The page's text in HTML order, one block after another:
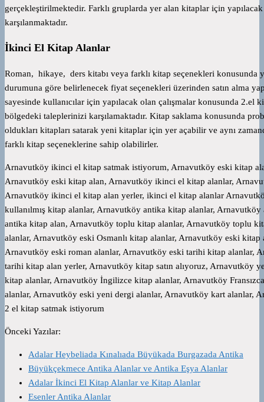
gerçekleştirilmektedir. Farklı gruplarda yer alan kitaplar için
karşılanmaktadır.
İkinci El Kitap Alanlar
Roman, hikaye, ders kitabı veya farklı kitap seçenekleri konusunda
durumuna göre belirlenecek fiyat seçenekleri üzerinden satın alma
sayesinde kullanıcılar için yapılacak olan çalışmalar konusunda
bölgedeki taleplerinizi karşılamaktadır. Kitap saklama konusunda
oldukları kitapları satarak yeni kitaplar için yer açabilir ve aynı
farklı kitap seçeneklerine sahip olabilirler.
Arnavutköy ikinci el kitap satmak istiyorum, Arnavutköy eski kitap
Arnavutköy eski kitap alan, Arnavutköy ikinci el kitap alanlar,
Arnavutköy ikinci el kitap alan yerler, ikinci el kitap alanlar
kullanılmış kitap alanlar, Arnavutköy antika kitap alanlar,
antika kitap alan, Arnavutköy toplu kitap alanlar, Arnavutköy toplu
alanlar, Arnavutköy eski Osmanlı kitap alanlar, Arnavutköy eski kitap
Arnavutköy eski roman alanlar, Arnavutköy eski tarihi kitap alanlar,
tarihi kitap alan yerler, Arnavutköy kitap satın alıyoruz, Arnavutköy
kitap alanlar, Arnavutköy İngilizce kitap alanlar, Arnavutköy
alanlar, Arnavutköy eski yeni dergi alanlar, Arnavutköy kart alanlar,
2 el kitap satmak istiyorum
Önceki Yazılar:
Adalar Heybeliada Kınalıada Büyükada Burgazada Antika
Büyükçekmece Antika Alanlar ve Antika Eşya Alanlar
Adalar İkinci El Kitap Alanlar ve Kitap Alanlar
Esenler Antika Alanlar